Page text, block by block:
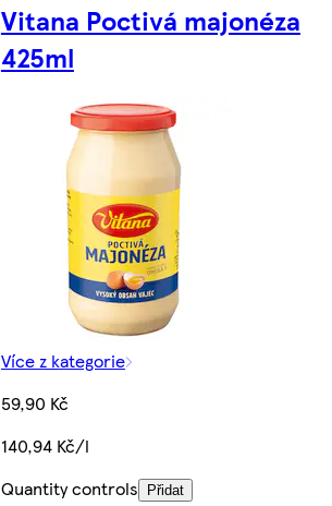
Vitana Poctivá majonéza
425ml
Více z kategorie
59,90 Kč
140,94 Kč/l
Quantity controls
Přidat